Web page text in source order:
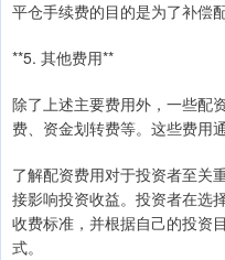
平仓手续费的目的是为了补偿
**5. 其他费用**
除了上述主要费用外，一些配
费、资金划转费等。这些费用
了解配资费用对于投资者至关
接影响投资收益。投资者在选
收费标准，并根据自己的投资
式。